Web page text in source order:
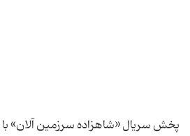
پخش سریال «شاهزاده سرزمین آلان»